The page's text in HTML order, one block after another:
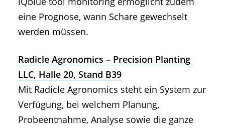
eine Prognose, wann Schare gewechselt
werden müssen.
Radicle Agronomics – Precision Planting
LLC, Halle 20, Stand B39
Mit Radicle Agronomics steht ein System zur
Verfügung, bei welchem Planung,
Probeentnahme, Analyse sowie die ganze